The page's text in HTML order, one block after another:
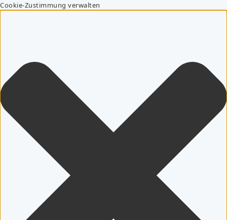
Cookie-Zustimmung verwalten